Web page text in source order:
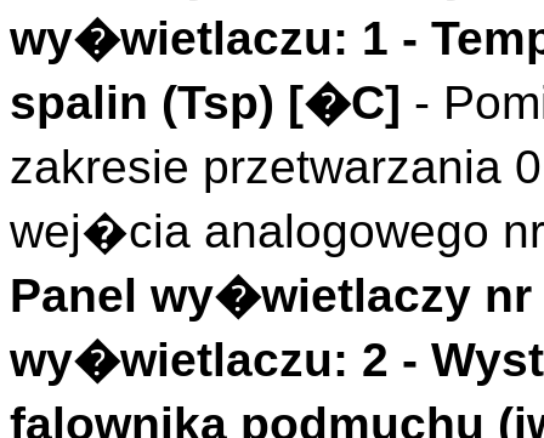
wy�wietlaczu: 1 -
spalin (Tsp) [�C] -
zakresie
wej�cia analogowego
Panel wy�wietlaczy nr
wy�wietlaczu: 2 -
falownika podmuchu (